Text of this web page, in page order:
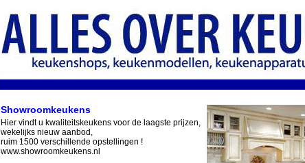
Showroomkeukens
Hier vindt u kwaliteitskeukens voor de laagste prijzen,
wekelijks nieuw aanbod,
ruim 1500 verschillende opstellingen !
www.showroomkeukens.nl